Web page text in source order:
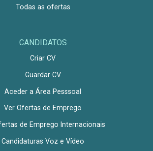
Todas as ofertas
CANDIDATOS
Criar CV
Guardar CV
Aceder a Área Pesssoal
Ver Ofertas de Emprego
de Emprego Internacionais
Candidaturas Voz e Vídeo